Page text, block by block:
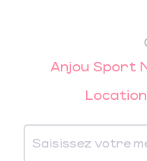
Anjou Sport